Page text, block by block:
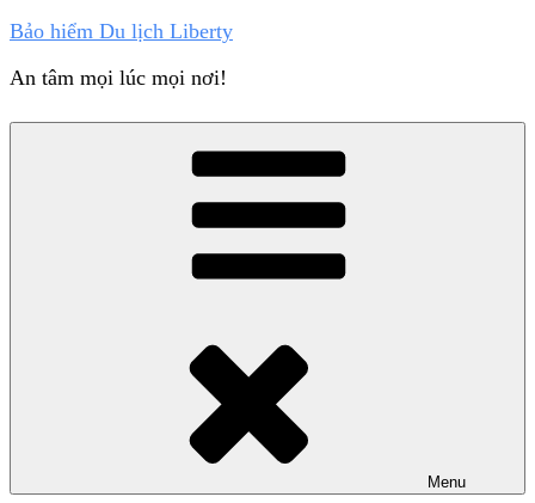
Bảo hiểm Du lịch Liberty
An tâm mọi lúc mọi nơi!
Menu